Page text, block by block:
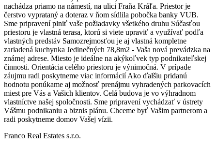
nachádza priamo na námestí, na ulici Fraňa Kráľa. Priestor je
čerstvo vyprataný a doteraz v ňom sídlila pobočka banky VUB.
Sme pripravení plniť vaše požiadavky všetkého druhu Súčasťou
priestoru je vlastná terasa, ktorú si viete upraviť a využívať podľa
vlastných predstáv Samozrejmosťou je aj vlastná kompletne
zariadená kuchynka Jedinečných 78,8m2 - Vaša nová prevádzka na
známej adrese. Miesto je ideálne na akýkoľvek typ podnikateľskej
činnosti. Orientácia celého priestoru je výnimočná. V prípade
záujmu radi poskytneme viac informácií Ako ďalšiu pridanú
hodnotu ponúkame aj možnosť prenájmu vyhradených parkovacích
miest pre Vás a Vašich klientov. Celá budova je vo výhradnom
vlastníctve našej spoločnosti. Sme pripravení vychádzať v ústrety
Vášmu podnikaniu a biznis plánu. Chceme byť Vašim partnerom a
radi poskytneme domov Vašej vízii.
Franco Real Estates s.r.o.